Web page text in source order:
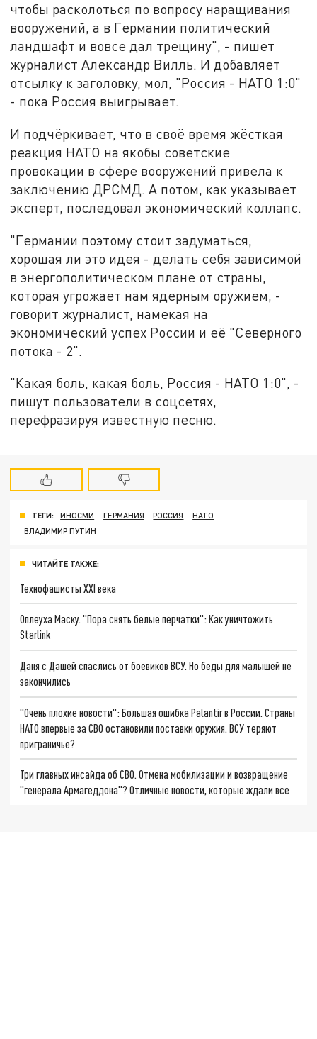
чтобы расколоться по вопросу наращивания
вооружений, а в Германии политический
ландшафт и вовсе дал трещину", - пишет
журналист Александр Вилль. И добавляет
отсылку к заголовку, мол, "Россия - НАТО 1:0"
- пока Россия выигрывает.
И подчёркивает, что в своё время жёсткая
реакция НАТО на якобы советские
провокации в сфере вооружений привела к
заключению ДРСМД.А потом, как указывает
эксперт, последовал экономический коллапс.
"Германии поэтому стоит задуматься,
хорошая ли это идея - делать себя зависимой
в энергополитическом плане от страны,
которая угрожает нам ядерным оружием, -
говорит журналист, намекая на
экономический успех России и её "Северного
потока - 2".
"Какая боль, какая боль, Россия - НАТО 1:0", -
пишут пользователи в соцсетях,
перефразируя известную песню.
ТЕГИ: ИНОСМИ ГЕРМАНИЯ РОССИЯ
НАТО
ВЛАДИМИР ПУТИН
ЧИТАЙТЕ ТАКЖЕ:
Технофашисты XXI века
Оплеуха Маску. "Пора снять белые перчатки": Как уничтожить
Starlink
Даня с Дашей спаслись от боевиков ВСУ. Но беды для малышей не
закончились
"Очень плохие новости": Большая ошибка Palantir в России. Страны
НАТО впервые за СВО остановили поставки оружия. ВСУ теряют
приграничье?
Три главных инсайда об СВО. Отмена мобилизации и возвращение
"генерала Армагеддона"? Отличные новости, которые ждали все